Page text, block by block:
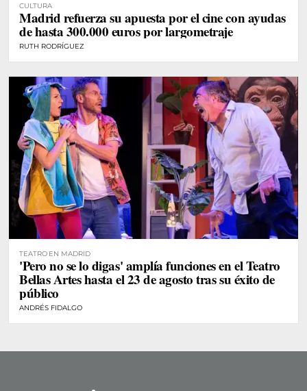
CULTURA
Madrid refuerza su apuesta por el cine con ayudas
de hasta 300.000 euros por largometraje
RUTH RODRÍGUEZ
TEATRO EN MADRID
'Pero no se lo digas' amplía funciones en el Teatro
Bellas Artes hasta el 23 de agosto tras su éxito de
público
ANDRÉS FIDALGO